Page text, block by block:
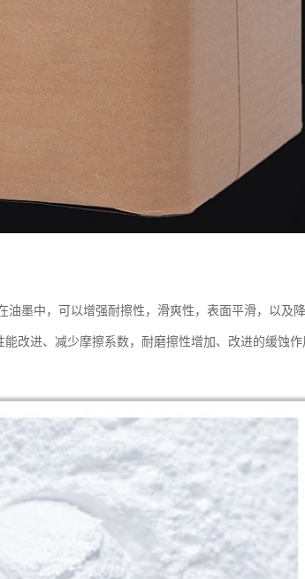
墨中，可以增强耐擦性，滑爽性，表面平滑，以及降
改进、减少摩擦系数，耐磨擦性增加、改进的缓蚀作